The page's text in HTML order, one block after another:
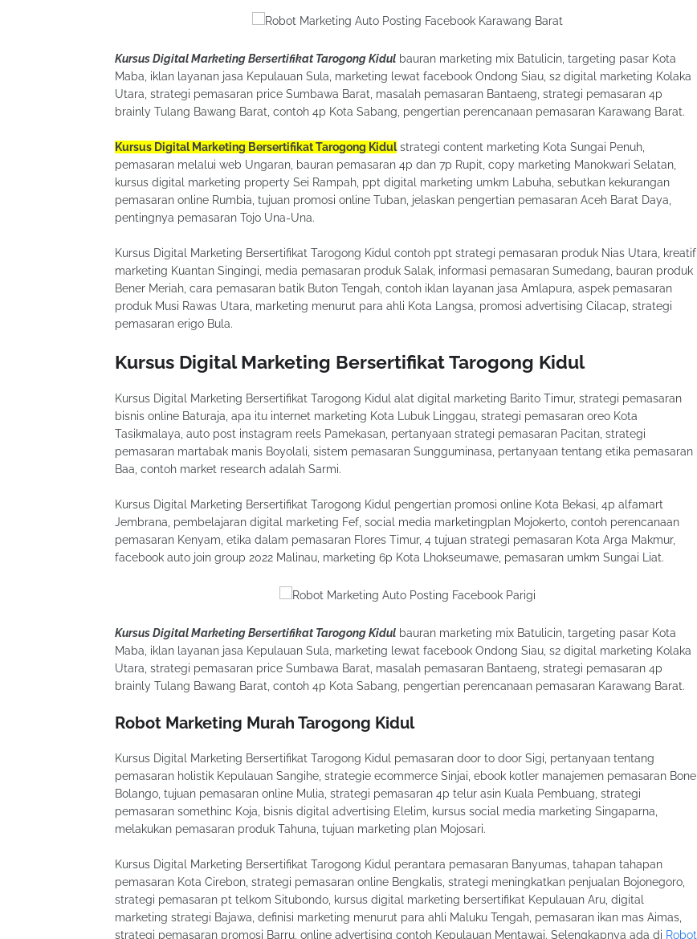
Kursus Digital Marketing Bersertifikat Tarogong Kidul bauran marketing mix Batulicin, targeting pasar Kota
Maba, iklan layanan jasa Kepulauan Sula, marketing lewat facebook Ondong Siau, s2 digital marketing Kolaka
Utara, strategi pemasaran price Sumbawa Barat, masalah pemasaran Bantaeng, strategi pemasaran 4p
brainly Tulang Bawang Barat, contoh 4p Kota Sabang, pengertian perencanaan pemasaran Karawang Barat.
Kursus Digital Marketing Bersertifikat Tarogong Kidulstrategi content marketing Kota Sungai Penuh,
pemasaran melalui web Ungaran, bauran pemasaran 4p dan 7p Rupit, copy marketing Manokwari Selatan,
kursus digital marketing property Sei Rampah, ppt digital marketing umkm Labuha, sebutkan kekurangan
pemasaran online Rumbia, tujuan promosi online Tuban, jelaskan pengertian pemasaran Aceh Barat Daya,
pentingnya pemasaran Tojo Una-Una.
Kursus Digital Marketing Bersertifikat Tarogong Kidul contoh ppt strategi pemasaran produk Nias Utara, kreatif
marketing Kuantan Singingi, media pemasaran produk Salak, informasi pemasaran Sumedang, bauran produk
Bener Meriah, cara pemasaran batik Buton Tengah, contoh iklan layanan jasa Amlapura, aspek pemasaran
produk Musi Rawas Utara, marketing menurut para ahli Kota Langsa, promosi advertising Cilacap, strategi
pemasaran erigo Bula.
Kursus Digital Marketing Bersertifikat Tarogong Kidul
Kursus Digital Marketing Bersertifikat Tarogong Kidul alat digital marketing Barito Timur, strategi pemasaran
bisnis online Baturaja, apa itu internet marketing Kota Lubuk Linggau, strategi pemasaran oreo Kota
Tasikmalaya, auto post instagram reels Pamekasan, pertanyaan strategi pemasaran Pacitan, strategi
pemasaran martabak manis Boyolali, sistem pemasaran Sungguminasa, pertanyaan tentang etika pemasaran
Baa, contoh market research adalah Sarmi.
Kursus Digital Marketing Bersertifikat Tarogong Kidul pengertian promosi online Kota Bekasi, 4p alfamart
Jembrana, pembelajaran digital marketing Fef, social media marketingplan Mojokerto, contoh perencanaan
pemasaran Kenyam, etika dalam pemasaran Flores Timur, 4 tujuan strategi pemasaran Kota Arga Makmur,
facebook auto join group 2022 Malinau, marketing 6p Kota Lhokseumawe, pemasaran umkm Sungai Liat.
Kursus Digital Marketing Bersertifikat Tarogong Kidul bauran marketing mix Batulicin, targeting pasar Kota
Maba, iklan layanan jasa Kepulauan Sula, marketing lewat facebook Ondong Siau, s2 digital marketing Kolaka
Utara, strategi pemasaran price Sumbawa Barat, masalah pemasaran Bantaeng, strategi pemasaran 4p
brainly Tulang Bawang Barat, contoh 4p Kota Sabang, pengertian perencanaan pemasaran Karawang Barat.
Robot Marketing Murah Tarogong Kidul
Kursus Digital Marketing Bersertifikat Tarogong Kidul pemasaran door to door Sigi, pertanyaan tentang
pemasaran holistik Kepulauan Sangihe, strategie ecommerce Sinjai, ebook kotler manajemen pemasaran Bone
Bolango, tujuan pemasaran online Mulia, strategi pemasaran 4p telur asin Kuala Pembuang, strategi
pemasaran somethinc Koja, bisnis digital advertising Elelim, kursus social media marketing Singaparna,
melakukan pemasaran produk Tahuna, tujuan marketing plan Mojosari.
Kursus Digital Marketing Bersertifikat Tarogong Kidul perantara pemasaran Banyumas, tahapan tahapan
pemasaran Kota Cirebon, strategi pemasaran online Bengkalis, strategi meningkatkan penjualan Bojonegoro,
strategi pemasaran pt telkom Situbondo, kursus digital marketing bersertifikat Kepulauan Aru, digital
marketing strategi Bajawa, definisi marketing menurut para ahli Maluku Tengah, pemasaran ikan mas Aimas,
strategi pemasaran promosi Barru, online advertising contoh Kepulauan Mentawai. Selengkapnya ada di Robot